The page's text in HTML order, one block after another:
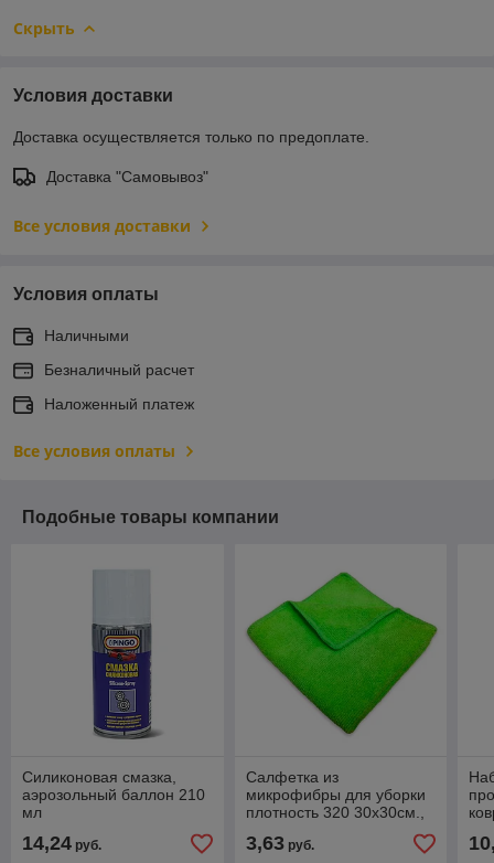
Скрыть
Условия доставки
Доставка осуществляется только по предоплате.
Доставка "Самовывоз"
Все условия доставки
Условия оплаты
Наличными
Безналичный расчет
Наложенный платеж
Все условия оплаты
Подобные товары компании
Силиконовая смазка,
аэрозольный баллон 210
мл
14,24 руб.
Салфетка из
микрофибры для уборки
плотность 320 30х30см.,
3,63руб.